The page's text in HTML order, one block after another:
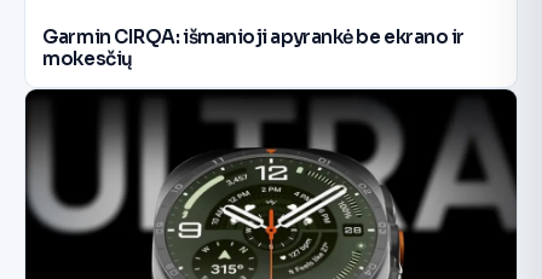
Garmin CIRQA: išmanioji apyrankė be ekrano ir
mokesčių